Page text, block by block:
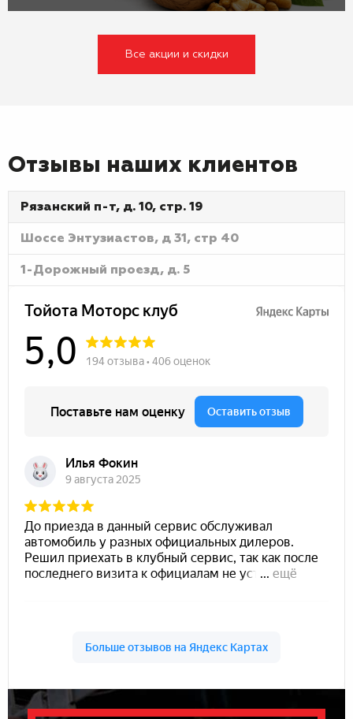
Все акции и скидки
Отзывы наших клиентов
Рязанский п-т, д. 10, стр. 19
Шоссе Энтузиастов, д 31, стр 40
1-Дорожный проезд, д. 5